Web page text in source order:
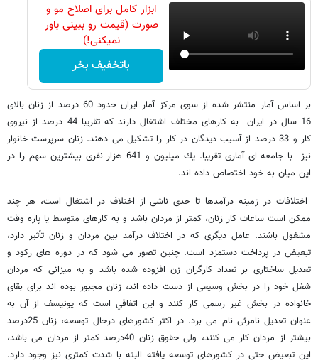
ابزار کامل برای اصلاح مو و
صورت (قیمت رو ببینی باور
نمیکنی!)
باتخفیف بخر
بر اساس آمار منتشر شده از سوی مرکز آمار ایران حدود 60 درصد از زنان بالای
16 سال در ايران به کارهای مختلف اشتغال دارند که تقریبا 44 درصد از نیروی
کار و 33 درصد از آسیب دیدگان در کار را تشکیل می دهند. زنان سرپرست خانوار
نیز با جامعه ای آماری تقریبا. يك ميليون و 641 هزار نفری بیشترین سهم را در
این میان به خود اختصاص داده اند.
اختلافات در زمینه درآمدها تا حدی ناشی از اختلاف در اشتغال است، هر چند
ممکن است ساعات کار زنان، کمتر از مردان باشد و به کارهای متوسط یا پاره وقت
مشغول باشند. عامل دیگری که در اختلاف درآمد بین مردان و زنان تأثیر دارد،
تبعیض در پرداخت دستمزد است. چنین تصور می شود که در دوره های رکود و
تعدیل ساختاری بر تعداد کارگران زن افزوده شده باشد و به میزانی که مردان
شغل خود را در بخش وسیعی از دست داده اند، زنان مجبور بوده اند برای بقای
خانواده در بخش غیر رسمی کار کنند و این اتفاقي است که یونیسف از آن به
عنوان تعدیل نامرئی نام می برد. در اکثر کشورهای درحال توسعه، زنان 25درصد
بیشتر از مردان کار می کنند، ولی حقوق زنان 40درصد کمتر از مردان می باشد،
این تبعیض حتی در کشورهای توسعه یافته البته با شدت کمتری نیز وجود دارد.